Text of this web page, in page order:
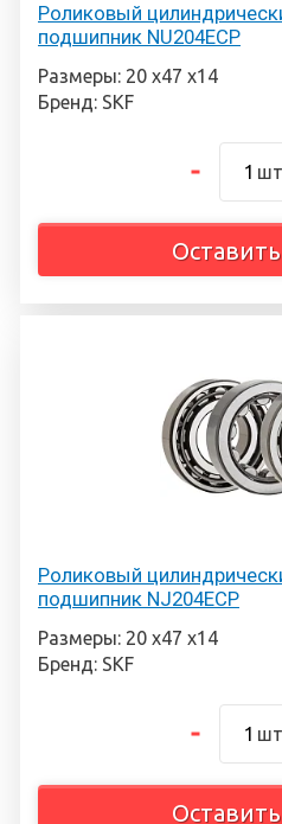
Роликовый
подшипник NU204ECP
Размеры: 20 х47 х14
Бренд: SKF
шт
Роликовый
подшипник NJ204ECP
Размеры: 20 х47 х14
Бренд: SKF
шт